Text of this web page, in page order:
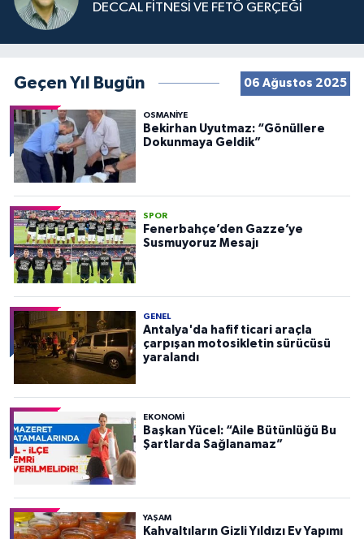
DECCAL FİTNESİ VE FETÖ GERÇEĞİ
Geçen Yıl Bugün 06 Ağustos 2025
OSMANIYE
Bekirhan Uyutmaz: “Gönüllere
Dokunmaya Geldik”
SPOR
Fenerbahçe’den Gazze’ye
Susmuyoruz Mesajı
GENEL
Antalya'da hafif ticari araçla
çarpışan motosikletin sürücüsü
yaralandı
EKONOMI
Başkan Yücel: “Aile Bütünlüğü Bu
Şartlarda Sağlanamaz”
YAŞAM
Kahvaltıların Gizli Yıldızı Ev Yapımı